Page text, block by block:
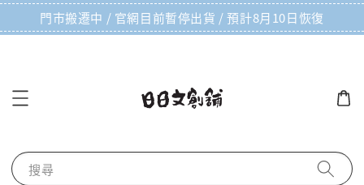
門市搬遷中 / 官網目前暫停出貨 / 預計8月10日恢復
搜尋